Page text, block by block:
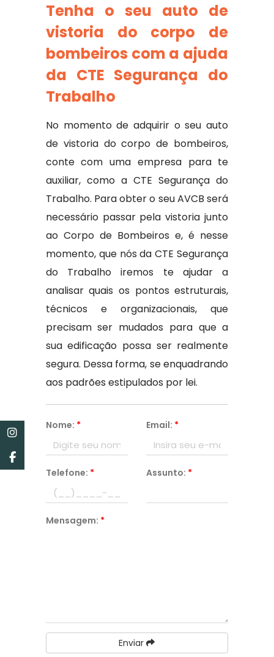
Tenha o seu auto de
vistoria do corpo de
bombeiros com a ajuda
da CTE Segurança do
Trabalho
No momento de adquirir o seu auto
de vistoria do corpo de bombeiros,
conte com uma empresa para te
auxiliar, como a CTE Segurança do
Trabalho. Para obter o seu AVCB será
necessário passar pela vistoria junto
ao Corpo de Bombeiros e, é nesse
momento, que nós da CTE Segurança
do Trabalho iremos te ajudar a
analisar quais os pontos estruturais,
técnicos e organizacionais, que
precisam ser mudados para que a
sua edificação possa ser realmente
segura. Dessa forma, se enquadrando
aos padrões estipulados por lei.
Nome: * Email: *
Telefone: * Assunto: *
Mensagem: *
Enviar